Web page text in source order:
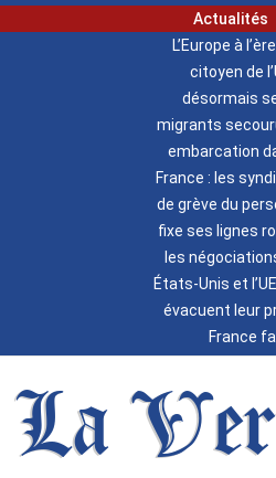
Actualités
L’Europe à
citoyen de
désormais
migrants
embarcation
France : les
de grève du
fixe ses lignes
les
États-Unis et l’UE
évacuent leur
France
La